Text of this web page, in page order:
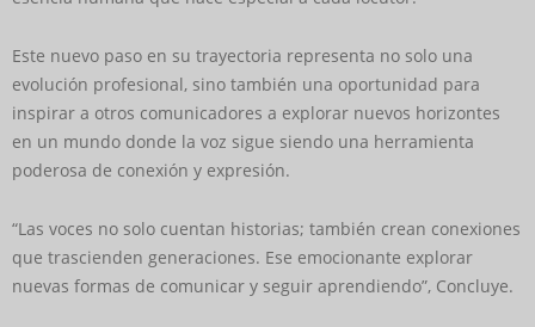
Este nuevo paso en su trayectoria representa no solo una
evolución profesional, sino también una oportunidad para
inspirar a otros comunicadores a explorar nuevos horizontes
en un mundo donde la voz sigue siendo una herramienta
poderosa de conexión y expresión.
“Las voces no solo cuentan historias; también crean conexiones
que trascienden generaciones. Ese emocionante explorar
nuevas formas de comunicar y seguir aprendiendo”, Concluye.